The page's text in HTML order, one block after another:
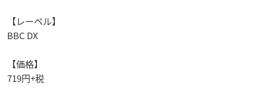
【レーベル】
BBC DX
【価格】
719円+税